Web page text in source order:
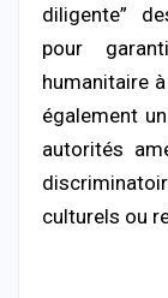
diligente”
pour
humanitaire à
également
autorités
culturels ou